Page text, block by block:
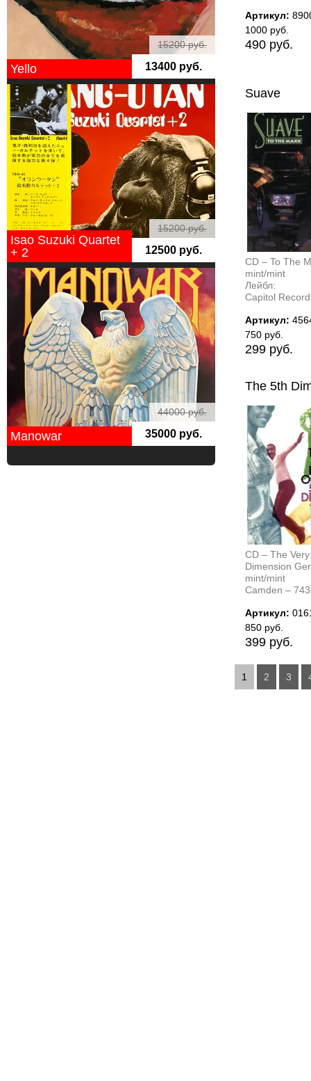
15200 руб.
Yello 13400 руб.
15200 руб.
Isao Suzuki Quartet
+ 2
12500 руб.
44000 руб.
Manowar 35000 руб.
Артикул:
1000 руб.
490 руб.
Suave
CD – To The
mint/mint
Лейбл:
Capitol
Артикул:
750 руб.
299 руб.
The 5th
CD – The
Dimension
mint/mint
Camden ‎–
Артикул:
850 руб.
399 руб.
Страницы
1 2 3